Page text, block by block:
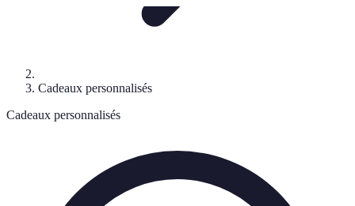
Cadeaux personnalisés
Cadeaux personnalisés